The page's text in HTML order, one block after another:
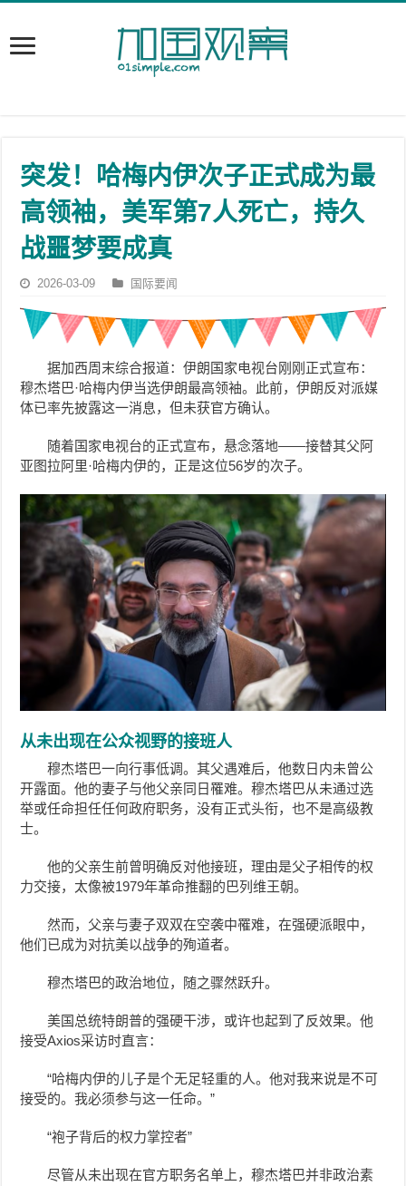
突发！哈梅内伊次子正式成为最
高领袖，美军第7人死亡，持久
战噩梦要成真
2026-03-09 国际要闻
据加西周末综合报道：伊朗国家电视台刚刚正式宣布：
穆杰塔巴·哈梅内伊当选伊朗最高领袖。此前，伊朗反对派媒
体已率先披露这一消息，但未获官方确认。
随着国家电视台的正式宣布，悬念落地——接替其父阿
亚图拉阿里·哈梅内伊的，正是这位56岁的次子。
从未出现在公众视野的接班人
穆杰塔巴一向行事低调。其父遇难后，他数日内未曾公
开露面。他的妻子与他父亲同日罹难。穆杰塔巴从未通过选
举或任命担任任何政府职务，没有正式头衔，也不是高级教
士。
他的父亲生前曾明确反对他接班，理由是父子相传的权
力交接，太像被1979年革命推翻的巴列维王朝。
然而，父亲与妻子双双在空袭中罹难，在强硬派眼中，
他们已成为对抗美以战争的殉道者。
穆杰塔巴的政治地位，随之骤然跃升。
美国总统特朗普的强硬干涉，或许也起到了反效果。他
接受Axios采访时直言：
“哈梅内伊的儿子是个无足轻重的人。他对我来说是不可
接受的。我必须参与这一任命。”
“袍子背后的权力掌控者”
尽管从未出现在官方职务名单上，穆杰塔巴并非政治素